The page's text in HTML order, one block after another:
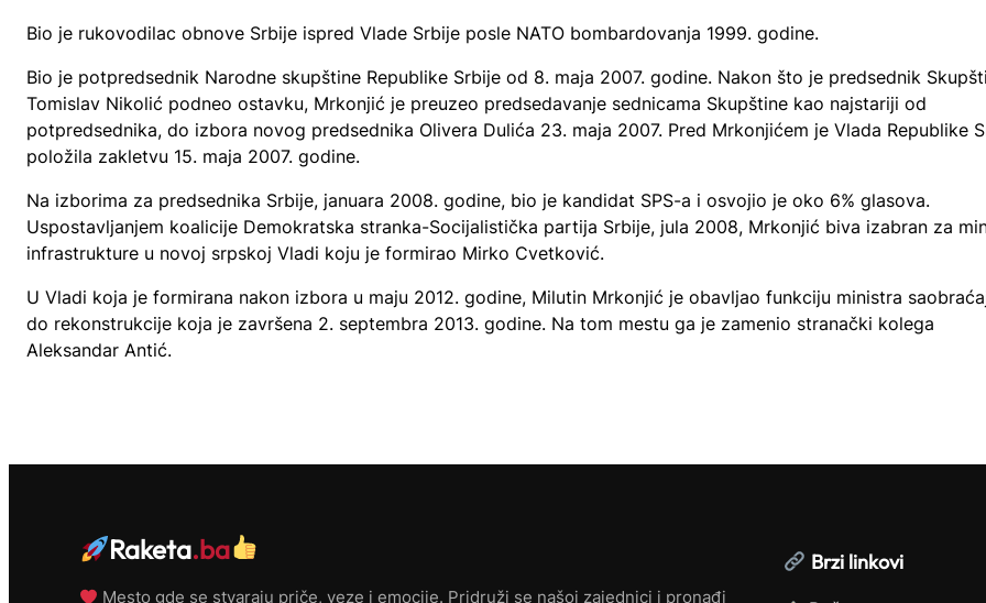
Bio je rukovodilac obnove Srbije ispred Vlade Srbije posle NATO bombardovanja 1999. godine.
Bio je potpredsednik Narodne skupštine Republike Srbije od 8. maja 2007. godine. Nakon što je predsednik
Tomislav Nikolić podneo ostavku, Mrkonjić je preuzeo predsedavanje sednicama Skupštine kao najstariji od
potpredsednika, do izbora novog predsednika Olivera Dulića 23. maja 2007. Pred Mrkonjićem je Vlada Republike
položila zakletvu 15. maja 2007. godine.
Na izborima za predsednika Srbije, januara 2008. godine, bio je kandidat SPS-a i osvojio je oko 6% glasova.
Uspostavljanjem koalicije Demokratska stranka-Socijalistička partija Srbije, jula 2008, Mrkonjić biva izabran za
infrastrukture u novoj srpskoj Vladi koju je formirao Mirko Cvetković.
U Vladi koja je formirana nakon izbora u maju 2012. godine, Milutin Mrkonjić je obavljao funkciju ministra
do rekonstrukcije koja je završena 2. septembra 2013. godine. Na tom mestu ga je zamenio stranački kolega
Aleksandar Antić.
Raketa.ba
Mesto gde se stvaraju priče, veze i emocije. Pridruži se našoj zajednici i pronađi
Brzi linkovi